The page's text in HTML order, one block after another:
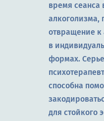
время
алкоголизма,
отвращение к
в
формах.
способна
для стойкого